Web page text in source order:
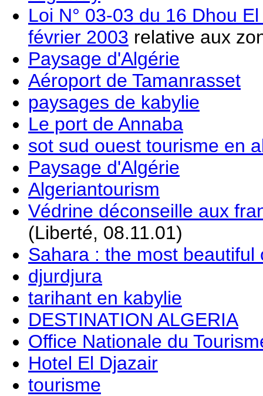
Loi N° 03-03 du 16 Dhou
février 2003 relative aux
Paysage d'Algérie
Aéroport de Tamanrasset
paysages de kabylie
Le port de Annaba
sot sud ouest tourisme en
Paysage d'Algérie
Algeriantourism
Védrine déconseille aux
(Liberté, 08.11.01)
Sahara : the most beautiful
djurdjura
tarihant en kabylie
DESTINATION ALGERIA
Office Nationale du
Hotel El Djazair
tourisme